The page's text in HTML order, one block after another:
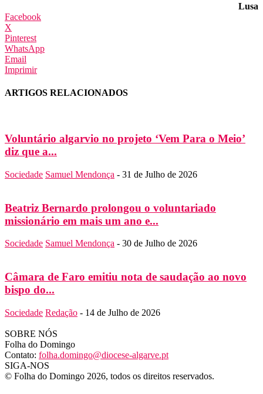
Lusa
Facebook
X
Pinterest
WhatsApp
Email
Imprimir
ARTIGOS RELACIONADOS
Voluntário algarvio no projeto ‘Vem Para o Meio’
diz que a...
Sociedade Samuel Mendonça - 31 de Julho de 2026
Beatriz Bernardo prolongou o voluntariado
missionário em mais um ano e...
Sociedade Samuel Mendonça - 30 de Julho de 2026
Câmara de Faro emitiu nota de saudação ao novo
bispo do...
Sociedade Redação - 14 de Julho de 2026
SOBRE NÓS
Folha do Domingo
Contato: folha.domingo@diocese-algarve.pt
SIGA-NOS
© Folha do Domingo 2026, todos os direitos reservados.